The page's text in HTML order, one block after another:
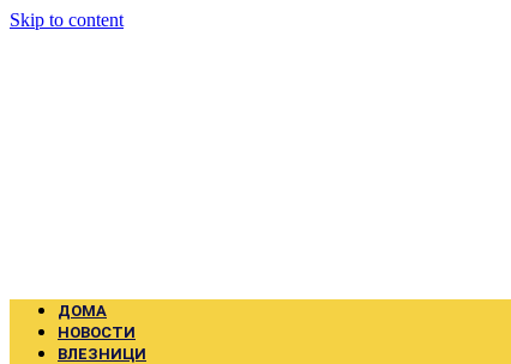
Skip to content
ДОМА
НОВОСТИ
ВЛЕЗНИЦИ